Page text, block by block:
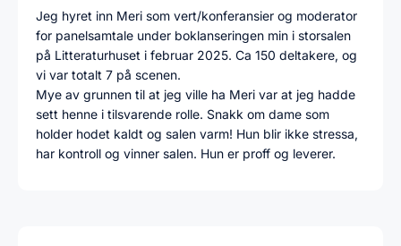
Jeg hyret inn Meri som vert/konferansier og moderator
for panelsamtale under boklanseringen min i storsalen
på Litteraturhuset i februar 2025. Ca 150 deltakere, og
vi var totalt 7 på scenen.
Mye av grunnen til at jeg ville ha Meri var at jeg hadde
sett henne i tilsvarende rolle. Snakk om dame som
holder hodet kaldt og salen varm! Hun blir ikke stressa,
har kontroll og vinner salen. Hun er proff og leverer.